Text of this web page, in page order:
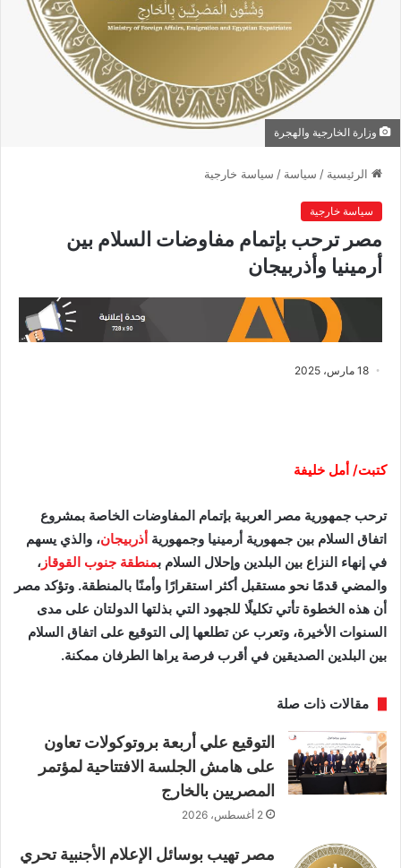
وزارة الخارجية والهجرة
الرئيسية / سياسة / سياسة خارجية
سياسة خارجية
مصر ترحب بإتمام مفاوضات السلام بين
أرمينيا وأذربيجان
18 مارس، 2025
كتبت/ أمل خليفة
ترحب جمهورية مصر العربية بإتمام المفاوضات الخاصة بمشروع
اتفاق السلام بين جمهورية أرمينيا وجمهورية أذربيجان، والذي يسهم
في إنهاء النزاع بين البلدين وإحلال السلام بمنطقة جنوب القوقاز ،
والمضي قدمًا نحو مستقبل أكثر استقرارًا وأمنًا بالمنطقة. وتؤكد مصر
أن هذه الخطوة تأتي تكليلًا للجهود التي بذلتها الدولتان على مدى
السنوات الأخيرة، وتعرب عن تطلعها إلى التوقيع على اتفاق السلام
بين البلدين الصديقين في أقرب فرصة يراها الطرفان ممكنة.
مقالات ذات صلة
التوقيع علي أربعة بروتوكولات تعاون
على هامش الجلسة الافتتاحية لمؤتمر
المصريين بالخارج
2 أغسطس، 2026
مصر تهيب بوسائل الإعلام الأجنبية تحري